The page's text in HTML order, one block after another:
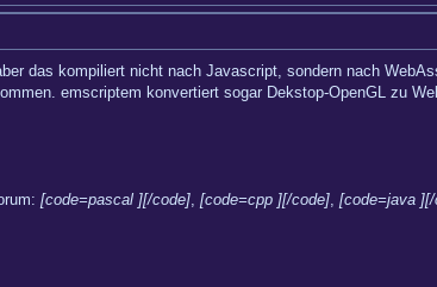
das kompiliert nicht nach Javascript, sondern nach
emscriptem konvertiert sogar Dekstop-OpenGL zu
[code=pascal ][/code], [code=cpp ][/code], [code=java